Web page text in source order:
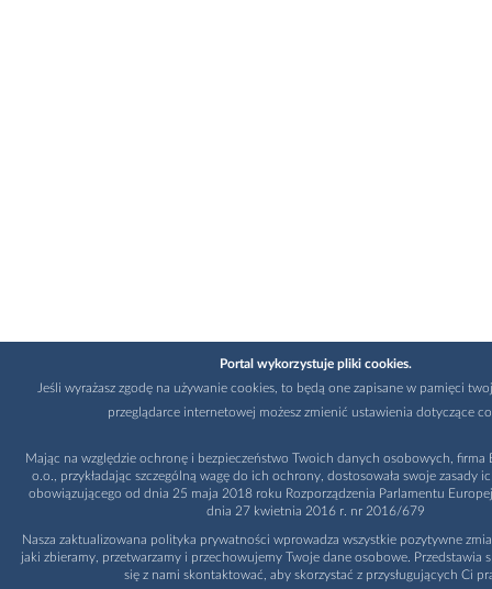
Portal wykorzystuje pliki cookies.
Jeśli wyrażasz zgodę na używanie cookies, to będą one zapisane w pamięci
przeglądarce internetowej możesz zmienić ustawienia dotyczące
Mając na względzie ochronę i bezpieczeństwo Twoich danych osobowych, firma
o.o., przykładając szczególną wagę do ich ochrony, dostosowała swoje zasady
obowiązującego od dnia 25 maja 2018 roku Rozporządzenia Parlamentu
dnia 27 kwietnia 2016 r. nr 2016/679
Nasza zaktualizowana polityka prywatności wprowadza wszystkie pozytywne
jaki zbieramy, przetwarzamy i przechowujemy Twoje dane osobowe. Przedstawia
się z nami skontaktować, aby skorzystać z przysługujących Ci